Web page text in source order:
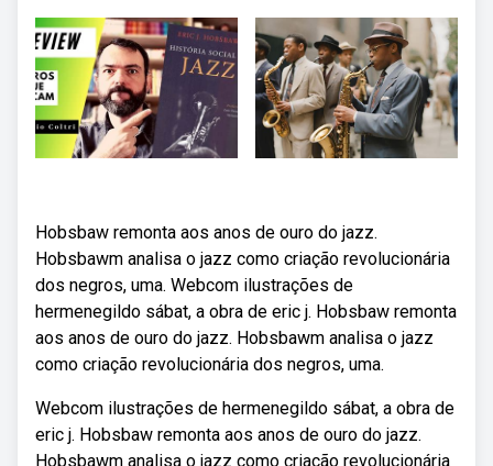
Hobsbaw remonta aos anos de ouro do jazz.
Hobsbawm analisa o jazz como criação revolucionária
dos negros, uma. Webcom ilustrações de
hermenegildo sábat, a obra de eric j. Hobsbaw remonta
aos anos de ouro do jazz. Hobsbawm analisa o jazz
como criação revolucionária dos negros, uma.
Webcom ilustrações de hermenegildo sábat, a obra de
eric j. Hobsbaw remonta aos anos de ouro do jazz.
Hobsbawm analisa o jazz como criação revolucionária